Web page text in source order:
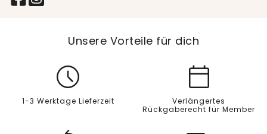
Unsere Vorteile für dich
1-3 Werktage Lieferzeit
Verlängertes
Rückgaberecht für Member